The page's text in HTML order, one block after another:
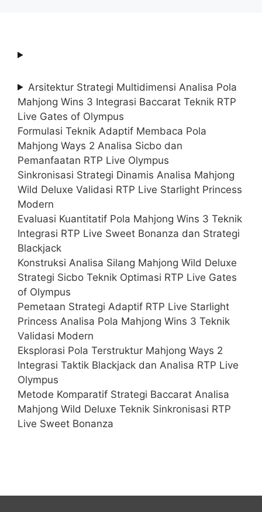
Arsitektur Strategi Multidimensi Analisa Pola
Mahjong Wins 3 Integrasi Baccarat Teknik RTP
Live Gates of Olympus
Formulasi Teknik Adaptif Membaca Pola
Mahjong Ways 2 Analisa Sicbo dan
Pemanfaatan RTP Live Olympus
Sinkronisasi Strategi Dinamis Analisa Mahjong
Wild Deluxe Validasi RTP Live Starlight Princess
Modern
Evaluasi Kuantitatif Pola Mahjong Wins 3 Teknik
Integrasi RTP Live Sweet Bonanza dan Strategi
Blackjack
Konstruksi Analisa Silang Mahjong Wild Deluxe
Strategi Sicbo Teknik Optimasi RTP Live Gates
of Olympus
Pemetaan Strategi Adaptif RTP Live Starlight
Princess Analisa Pola Mahjong Wins 3 Teknik
Validasi Modern
Eksplorasi Pola Terstruktur Mahjong Ways 2
Integrasi Taktik Blackjack dan Analisa RTP Live
Olympus
Metode Komparatif Strategi Baccarat Analisa
Mahjong Wild Deluxe Teknik Sinkronisasi RTP
Live Sweet Bonanza